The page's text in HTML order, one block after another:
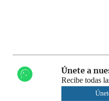
Únete a
Recibe todas